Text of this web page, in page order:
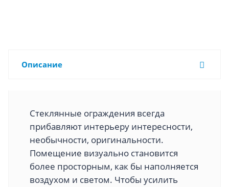
Описание
Стеклянные ограждения всегда
прибавляют интерьеру интересности,
необычности, оригинальности.
Помещение визуально становится
более просторным, как бы наполняется
воздухом и светом. Чтобы усилить